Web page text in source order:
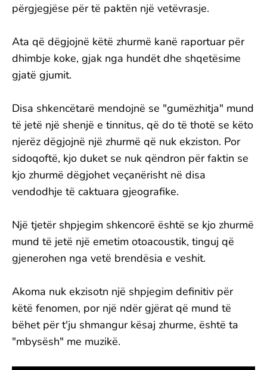
përgjegjëse për të paktën një vetëvrasje.
Ata që dëgjojnë këtë zhurmë kanë raportuar për
dhimbje koke, gjak nga hundët dhe shqetësime
gjatë gjumit.
Disa shkencëtarë mendojnë se "gumëzhitja" mund
të jetë një shenjë e tinnitus, që do të thotë se këto
njerëz dëgjojnë një zhurmë që nuk ekziston. Por
sidoqoftë, kjo duket se nuk qëndron për faktin se
kjo zhurmë dëgjohet veçanërisht në disa
vendodhje të caktuara gjeografike.
Një tjetër shpjegim shkencorë është se kjo zhurmë
mund të jetë një emetim otoacoustik, tinguj që
gjenerohen nga vetë brendësia e veshit.
Akoma nuk ekzisotn një shpjegim definitiv për
këtë fenomen, por një ndër gjërat që mund të
bëhet për t'ju shmangur kësaj zhurme, është ta
"mbysësh" me muzikë.